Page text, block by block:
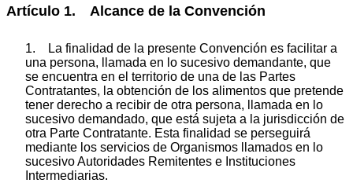
Artículo 1. Alcance de la Convención
1. La finalidad de la presente Convención es facilitar a
una persona, llamada en lo sucesivo demandante, que
se encuentra en el territorio de una de las Partes
Contratantes, la obtención de los alimentos que pretende
tener derecho a recibir de otra persona, llamada en lo
sucesivo demandado, que está sujeta a la jurisdicción de
otra Parte Contratante. Esta finalidad se perseguirá
mediante los servicios de Organismos llamados en lo
sucesivo Autoridades Remitentes e Instituciones
Intermediarias.